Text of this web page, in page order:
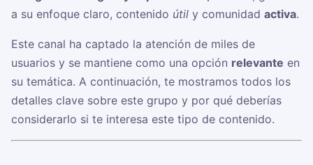
a su enfoque claro, contenido útil y comunidad activa.
Este canal ha captado la atención de miles de
usuarios y se mantiene como una opción relevante en
su temática. A continuación, te mostramos todos los
detalles clave sobre este grupo y por qué deberías
considerarlo si te interesa este tipo de contenido.